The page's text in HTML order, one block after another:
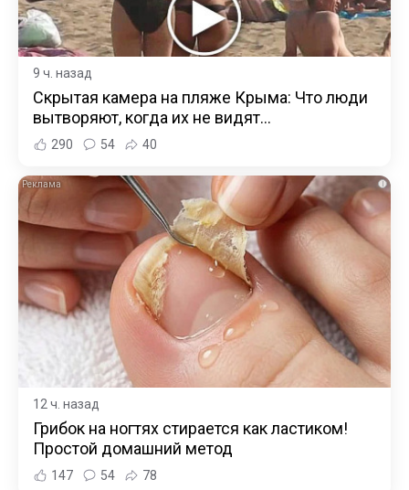
9 ч. назад
Скрытая камера на пляже Крыма: Что люди
вытворяют, когда их не видят...
290 54 40
i
12 ч. назад
Грибок на ногтях стирается как ластиком!
Простой домашний метод
147 54 78